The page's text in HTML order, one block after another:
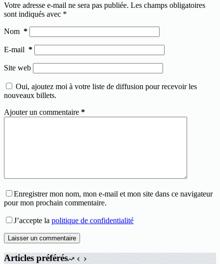
Votre adresse e-mail ne sera pas publiée. Les champs obligatoires
sont indiqués avec *
Nom *
E-mail *
Site web
Oui, ajoutez moi à votre liste de diffusion pour recevoir les
nouveaux billets.
Ajouter un commentaire *
Enregistrer mon nom, mon e-mail et mon site dans ce navigateur
pour mon prochain commentaire.
J’accepte la politique de confidentialité
Laisser un commentaire
Articles préférés